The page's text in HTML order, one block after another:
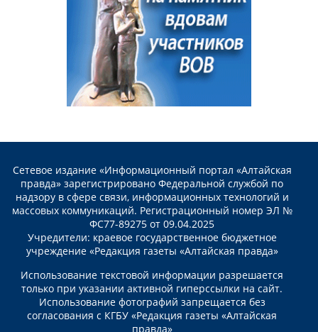
Сетевое издание «Информационный портал «Алтайская
правда» зарегистрировано Федеральной службой по
надзору в сфере связи, информационных технологий и
массовых коммуникаций. Регистрационный номер ЭЛ №
ФС77-89275 от 09.04.2025
Учредители: краевое государственное бюджетное
учреждение «Редакция газеты «Алтайская правда»
Использование текстовой информации разрешается
только при указании активной гиперссылки на сайт.
Использование фотографий запрещается без
согласования с КГБУ «Редакция газеты «Алтайская
правда»